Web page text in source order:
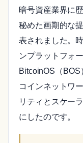
暗号資産業界に
秘めた画期的な提
表されました。
ンプラットフォ
BitcoinOS（BOS
コインネットワ
リティとスケー
にしたのです。